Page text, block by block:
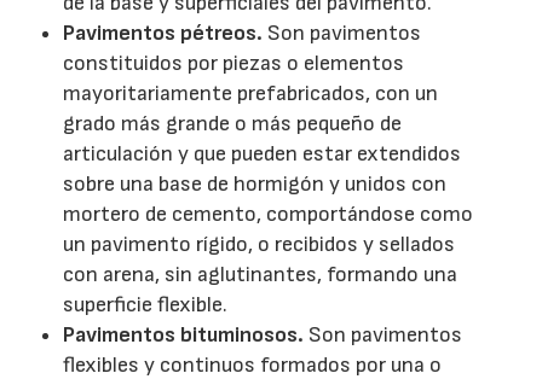
Pavimentos pétreos. Son pavimentos
constituidos por piezas o elementos
mayoritariamente prefabricados, con un
grado más grande o más pequeño de
articulación y que pueden estar extendidos
sobre una base de hormigón y unidos con
mortero de cemento, comportándose como
un pavimento rígido, o recibidos y sellados
con arena, sin aglutinantes, formando una
superficie flexible.
Pavimentos bituminosos. Son pavimentos
flexibles y continuos formados por una o